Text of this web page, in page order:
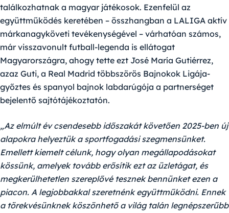
találkozhatnak a magyar játékosok. Ezenfelül az
együttműködés keretében – összhangban a LALIGA aktív
márkanagyköveti tevékenységével – várhatóan számos,
már visszavonult futball-legenda is ellátogat
Magyarországra, ahogy tette ezt José María Gutiérrez,
azaz Guti, a Real Madrid többszörös Bajnokok Ligája-
győztes és spanyol bajnok labdarúgója a partnerséget
bejelentő sajtótájékoztatón.
„Az elmúlt év csendesebb időszakát követően 2025-ben új
alapokra helyeztük a sportfogadási szegmensünket.
Emellett kiemelt célunk, hogy olyan megállapodásokat
kössünk, amelyek tovább erősítik ezt az üzletágat, és
megkerülhetetlen szereplővé tesznek bennünket ezen a
piacon. A legjobbakkal szeretnénk együttműködni. Ennek
a törekvésünknek köszönhető a világ talán legnépszerűbb